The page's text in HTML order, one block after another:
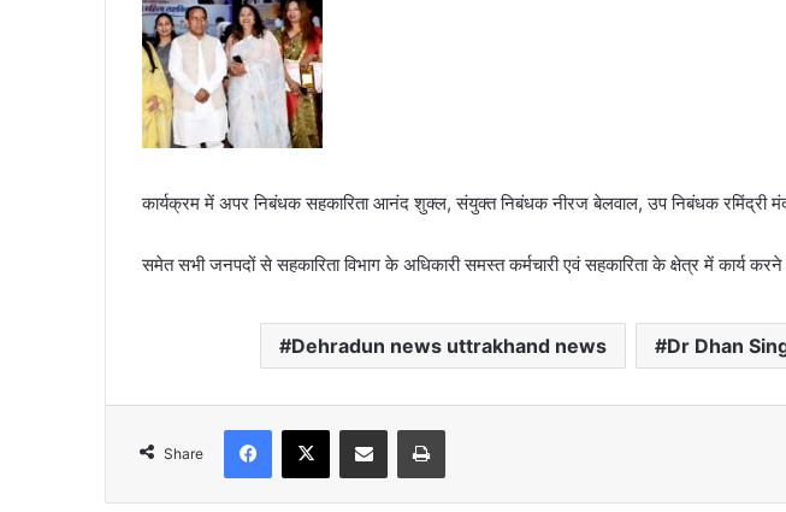
कार्यक्रम में अपर निबंधक सहकारिता आनंद शुक्ल, संयुक्त निबंधक नीरज बेलवाल, उप निबंधक रमिंद्री
समेत सभी जनपदों से सहकारिता विभाग के अधिकारी समस्त कर्मचारी एवं सहकारिता के क्षेत्र में कार्य करने
Dehradun news uttrakhand news Dr Dhan
Share
Facebook
X Share via Email Print